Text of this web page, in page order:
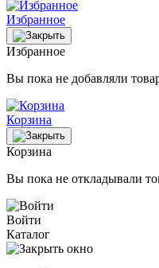
Избранное
Избранное
Вы пока не добавляли
Корзина
Корзина
Вы пока не откладывали
Войти
Каталог